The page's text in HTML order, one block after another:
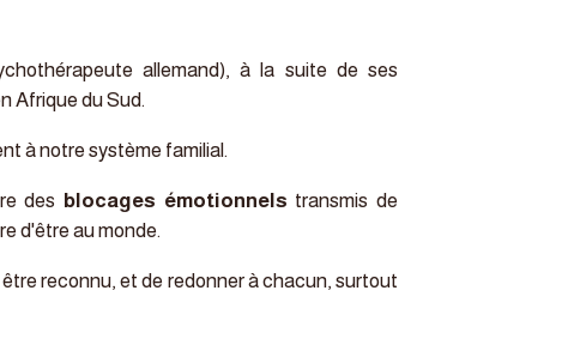
allemand), à la suite de ses
Afrique du Sud.
à notre système familial.
des blocages émotionnels transmis de
d'être au monde.
reconnu, et de redonner à chacun, surtout